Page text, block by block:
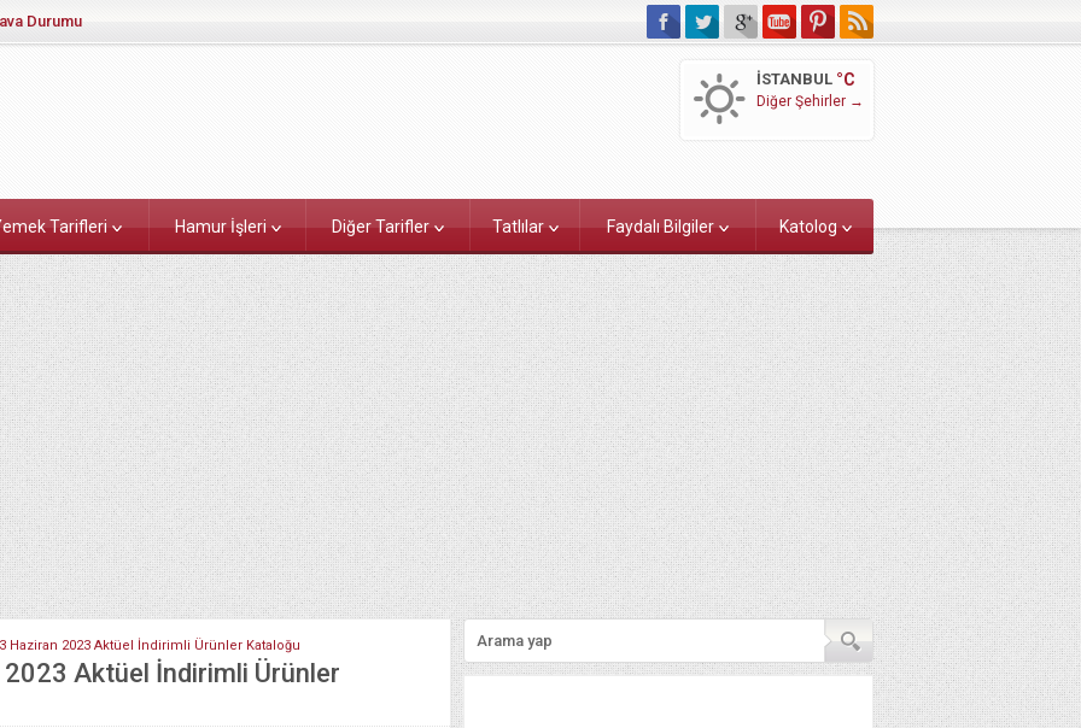
Durumu
İSTANBUL °C
Diğer Şehirler →
Tarifleri Hamur İşleri Diğer Tarifler Tatlılar Faydalı Bilgiler Katolog
Haziran 2023 Aktüel İndirimli Ürünler Kataloğu
Aktüel İndirimli Ürünler